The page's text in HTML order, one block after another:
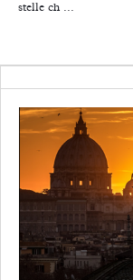
stelle ch ...